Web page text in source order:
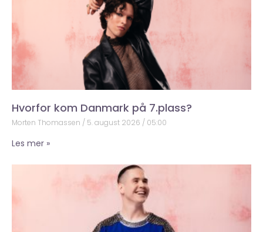
Hvorfor kom Danmark på 7.plass?
Morten Thomassen 5. august 2026 05:00
Les mer »